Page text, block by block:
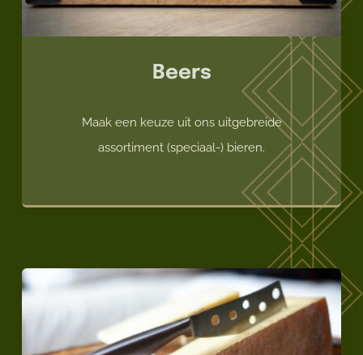
Beers
Maak een keuze uit ons uitgebreide
assortiment (speciaal-) bieren.